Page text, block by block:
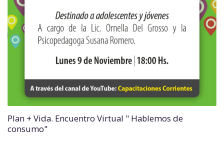
Plan + Vida. Encuentro Virtual " Hablemos de
consumo"